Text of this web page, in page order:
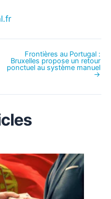
Frontières au Portugal :
Bruxelles propose un retour
ponctuel au système manuel
→